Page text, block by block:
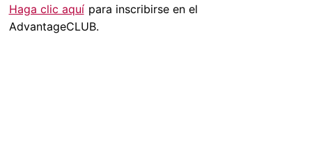
Haga clic aquí para inscribirse en el
AdvantageCLUB.